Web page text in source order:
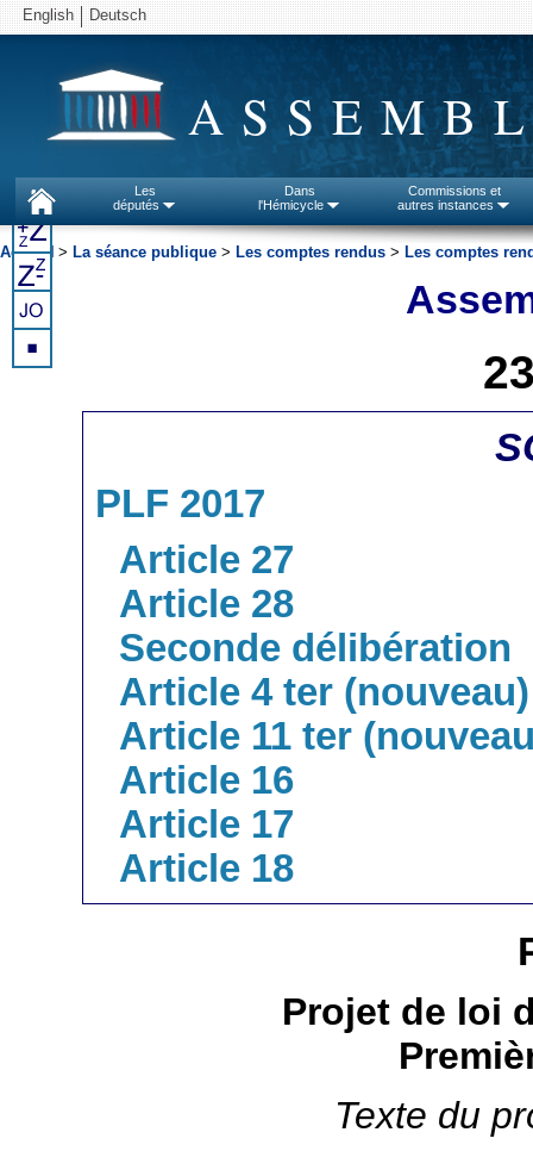
English Deutsch
Les
députés
Dans
l'Hémicycle
Commissions et
autres instances
Accueil > La séance publique > Les comptes rendus > Les comptes
PLF 2017
Article 27
Article 28
Seconde délibération
Article 4 ter (nouveau)
Article 11 ter
Article 16
Article 17
Article 18
Projet de loi
Texte du